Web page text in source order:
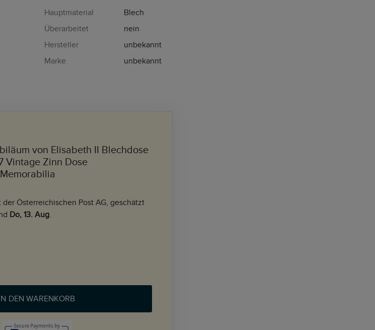
Hauptmaterial
Blech
Überarbeitet
nein
Hersteller
unbekannt
Marke
unbekannt
von Elisabeth II Blechdose
Vintage Zinn Dose
Österreichischen Post AG, geschätzt
Do, 13. Aug.
DEN WARENKORB